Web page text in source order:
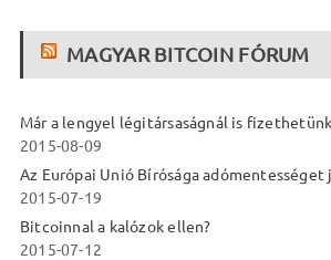
MAGYAR BITCOIN FÓRUM
Már a lengyel légitársaságnál is
2015-08-09
Az Európai Unió Bírósága adómentességet
2015-07-19
Bitcoinnal a kalózok ellen?
2015-07-12